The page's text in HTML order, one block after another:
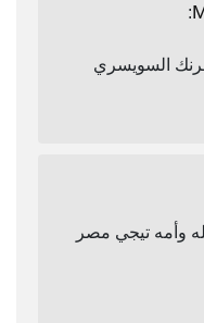
:
السويسري
وأمه تيجي مصر